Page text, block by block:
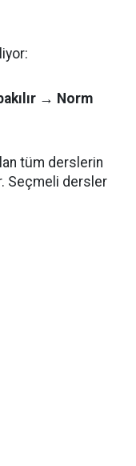
→ Norm
tüm derslerin
Seçmeli dersler